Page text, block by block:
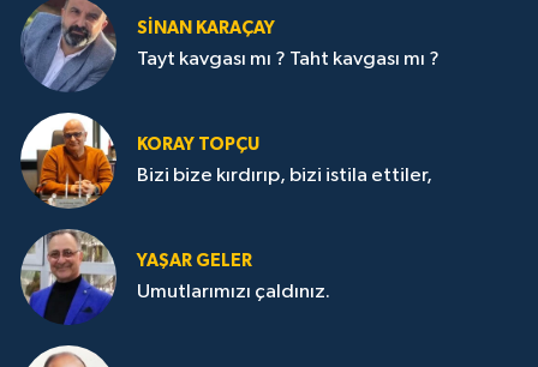
SİNAN KARAÇAY
Tayt kavgası mı ? Taht kavgası mı ?
KORAY TOPÇU
Bizi bize kırdırıp, bizi istila ettiler,
YAŞAR GELER
Umutlarımızı çaldınız.